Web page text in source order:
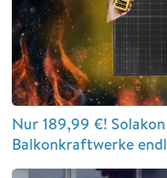
Nur 189,99 €!
Balkonkraftwerke